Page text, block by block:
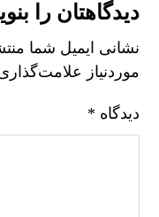
دیدگاهتان را
نشانی ایمیل شما
موردنیاز
دیدگاه *